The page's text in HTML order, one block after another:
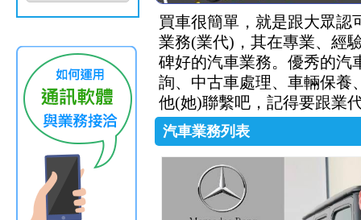
買車很簡單，就是跟大眾認
業務(業代)，其在專業、經
碑好的汽車業務。優秀的汽
詢、中古車處理、車輛保養
他(她)聯繫吧，記得要跟業
汽車業務列表